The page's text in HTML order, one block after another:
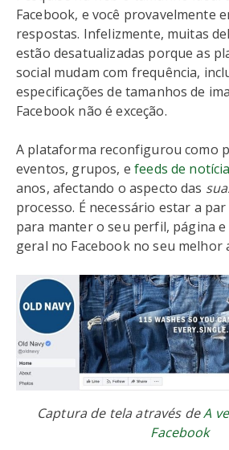
Facebook, e você provavelmente
respostas. Infelizmente, muitas
estão desatualizadas porque as
social mudam com frequência,
especificações de tamanhos de
Facebook não é exceção.
A plataforma reconfigurou como
eventos, grupos, efeeds de
anos, afectando o aspecto das
processo. É necessário estar a
para manter o seu perfil, página e
geral no Facebook no seu melhor
Captura de tela através deA
Facebook